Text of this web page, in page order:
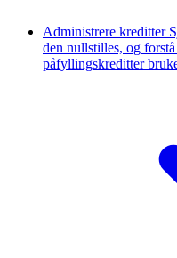
Administrere kreditter
den nullstilles, og
påfyllingskreditter